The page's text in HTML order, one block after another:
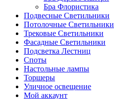
Бра Флористика
Подвесные Светильники
Потолочные Светильники
Трековые Светильники
Фасадные Светильники
Подсветка Лестниц
Споты
Настольные лампы
Торшеры
Уличное освещение
Мой аккаунт